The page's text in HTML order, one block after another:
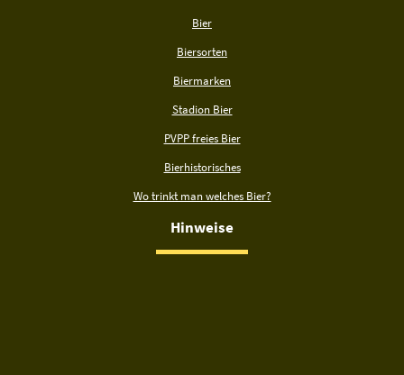
Bier
Biersorten
Biermarken
Stadion Bier
PVPP freies Bier
Bierhistorisches
Wo trinkt man welches Bier?
Hinweise